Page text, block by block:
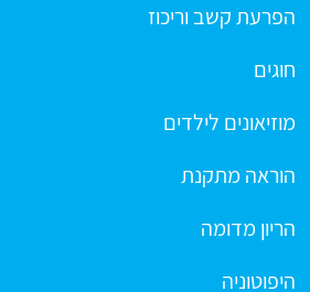
הפרעת קשב וריכוז
חוגים
מוזיאונים לילדים
הוראה מתקנת
הריון מדומה
היפוטוניה